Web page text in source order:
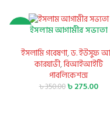
ইসলাম আগামীর সভ্যতা
ইসলামি গবেষণা,ড. ইউসুফ
কারযাভী,বিআইআইটি
পাবলিকেশন্স
৳350.00৳275.00